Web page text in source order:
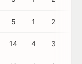
5 1 2
14 4 3